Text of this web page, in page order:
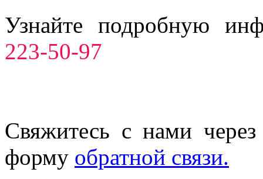
Узнайте подробную
223-50-97
Свяжитесь с нами
форму обратной связи.